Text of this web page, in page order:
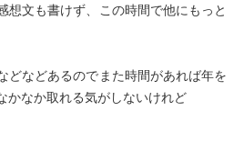
想文も書けず、この時間で他にもっと
などあるのでまた時間があれば年を
かなか取れる気がしないけれど